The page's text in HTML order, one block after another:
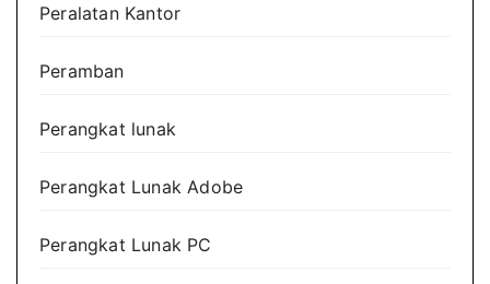
Peralatan Kantor
Peramban
Perangkat lunak
Perangkat Lunak Adobe
Perangkat Lunak PC